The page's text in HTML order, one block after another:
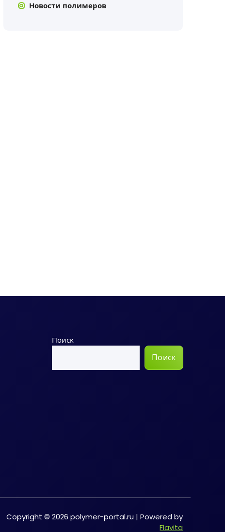
Новости полимеров
Поиск
Поиск
Copyright © 2026 polymer-portal.ru | Powered by
Flavita